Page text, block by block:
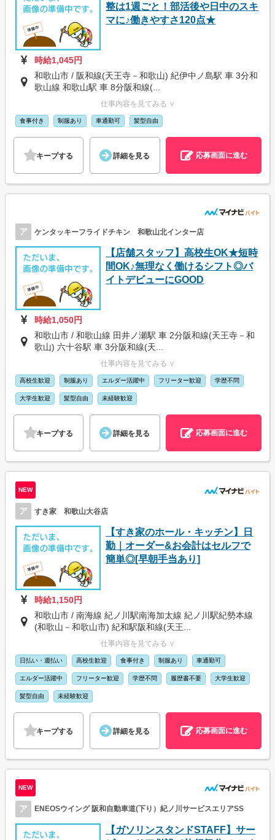
整は1週ごと！部活後や日中のスキ
マに♪働きやすさ120点★
時給1,045円
和歌山市 / 阪和線(天王寺－和歌山) 紀伊中ノ島駅 車 3分和
歌山線 和歌山駅 車 8分阪和線(...
仕事内容を見てみる ∨
食事付き 制服あり 車通勤可 髪型自由
キープする 詳細を見る 応募画面に進む
ア ケンタッキーフライドチキン 和歌山北インター店
【店舗スタッフ】高校生OK★短時
間OK♪無理なく働けるシフト◎バ
イトデビューにGOOD
時給1,050円
和歌山市 / 和歌山線 田井ノ瀬駅 車 2分阪和線(天王寺－和
歌山) 六十谷駅 車 3分阪和線(天...
仕事内容を見てみる ∨
高校生歓迎 制服あり エルダー活躍中 フリーター歓迎 学歴不問
大学生歓迎 髪型自由 未経験歓迎
キープする 詳細を見る 応募画面に進む
NEW
ア すき家 和歌山大谷店
【すき家のホール・キッチン】日
勤｜オーダー&お会計はセルフで
簡単◎[早朝手当あり]
時給1,150円
和歌山市 / 南海線 紀ノ川駅南海加太線 紀ノ川駅紀勢本線
(和歌山－和歌山市) 紀和駅阪和線(天王...
仕事内容を見てみる ∨
日払い・週払い 高校生歓迎 食事付き 制服あり 車通勤可
エルダー活躍中 フリーター歓迎 学歴不問 履歴書不要 大学生歓迎
髪型自由 未経験歓迎
キープする 詳細を見る 応募画面に進む
NEW
ア ENEOSウイング 阪和自動車道(下り）紀ノ川サービスエリアSS
【ガソリンスタンドSTAFF】サー